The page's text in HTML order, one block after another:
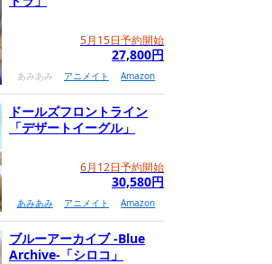
5月15日予約開始
27,800円
あみあみ アニメイト Amazon
ドールズフロントライン
「デザートイーグル」
6月12日予約開始
30,580円
あみあみ アニメイト Amazon
ブルーアーカイブ -Blue
Archive-「シロコ」